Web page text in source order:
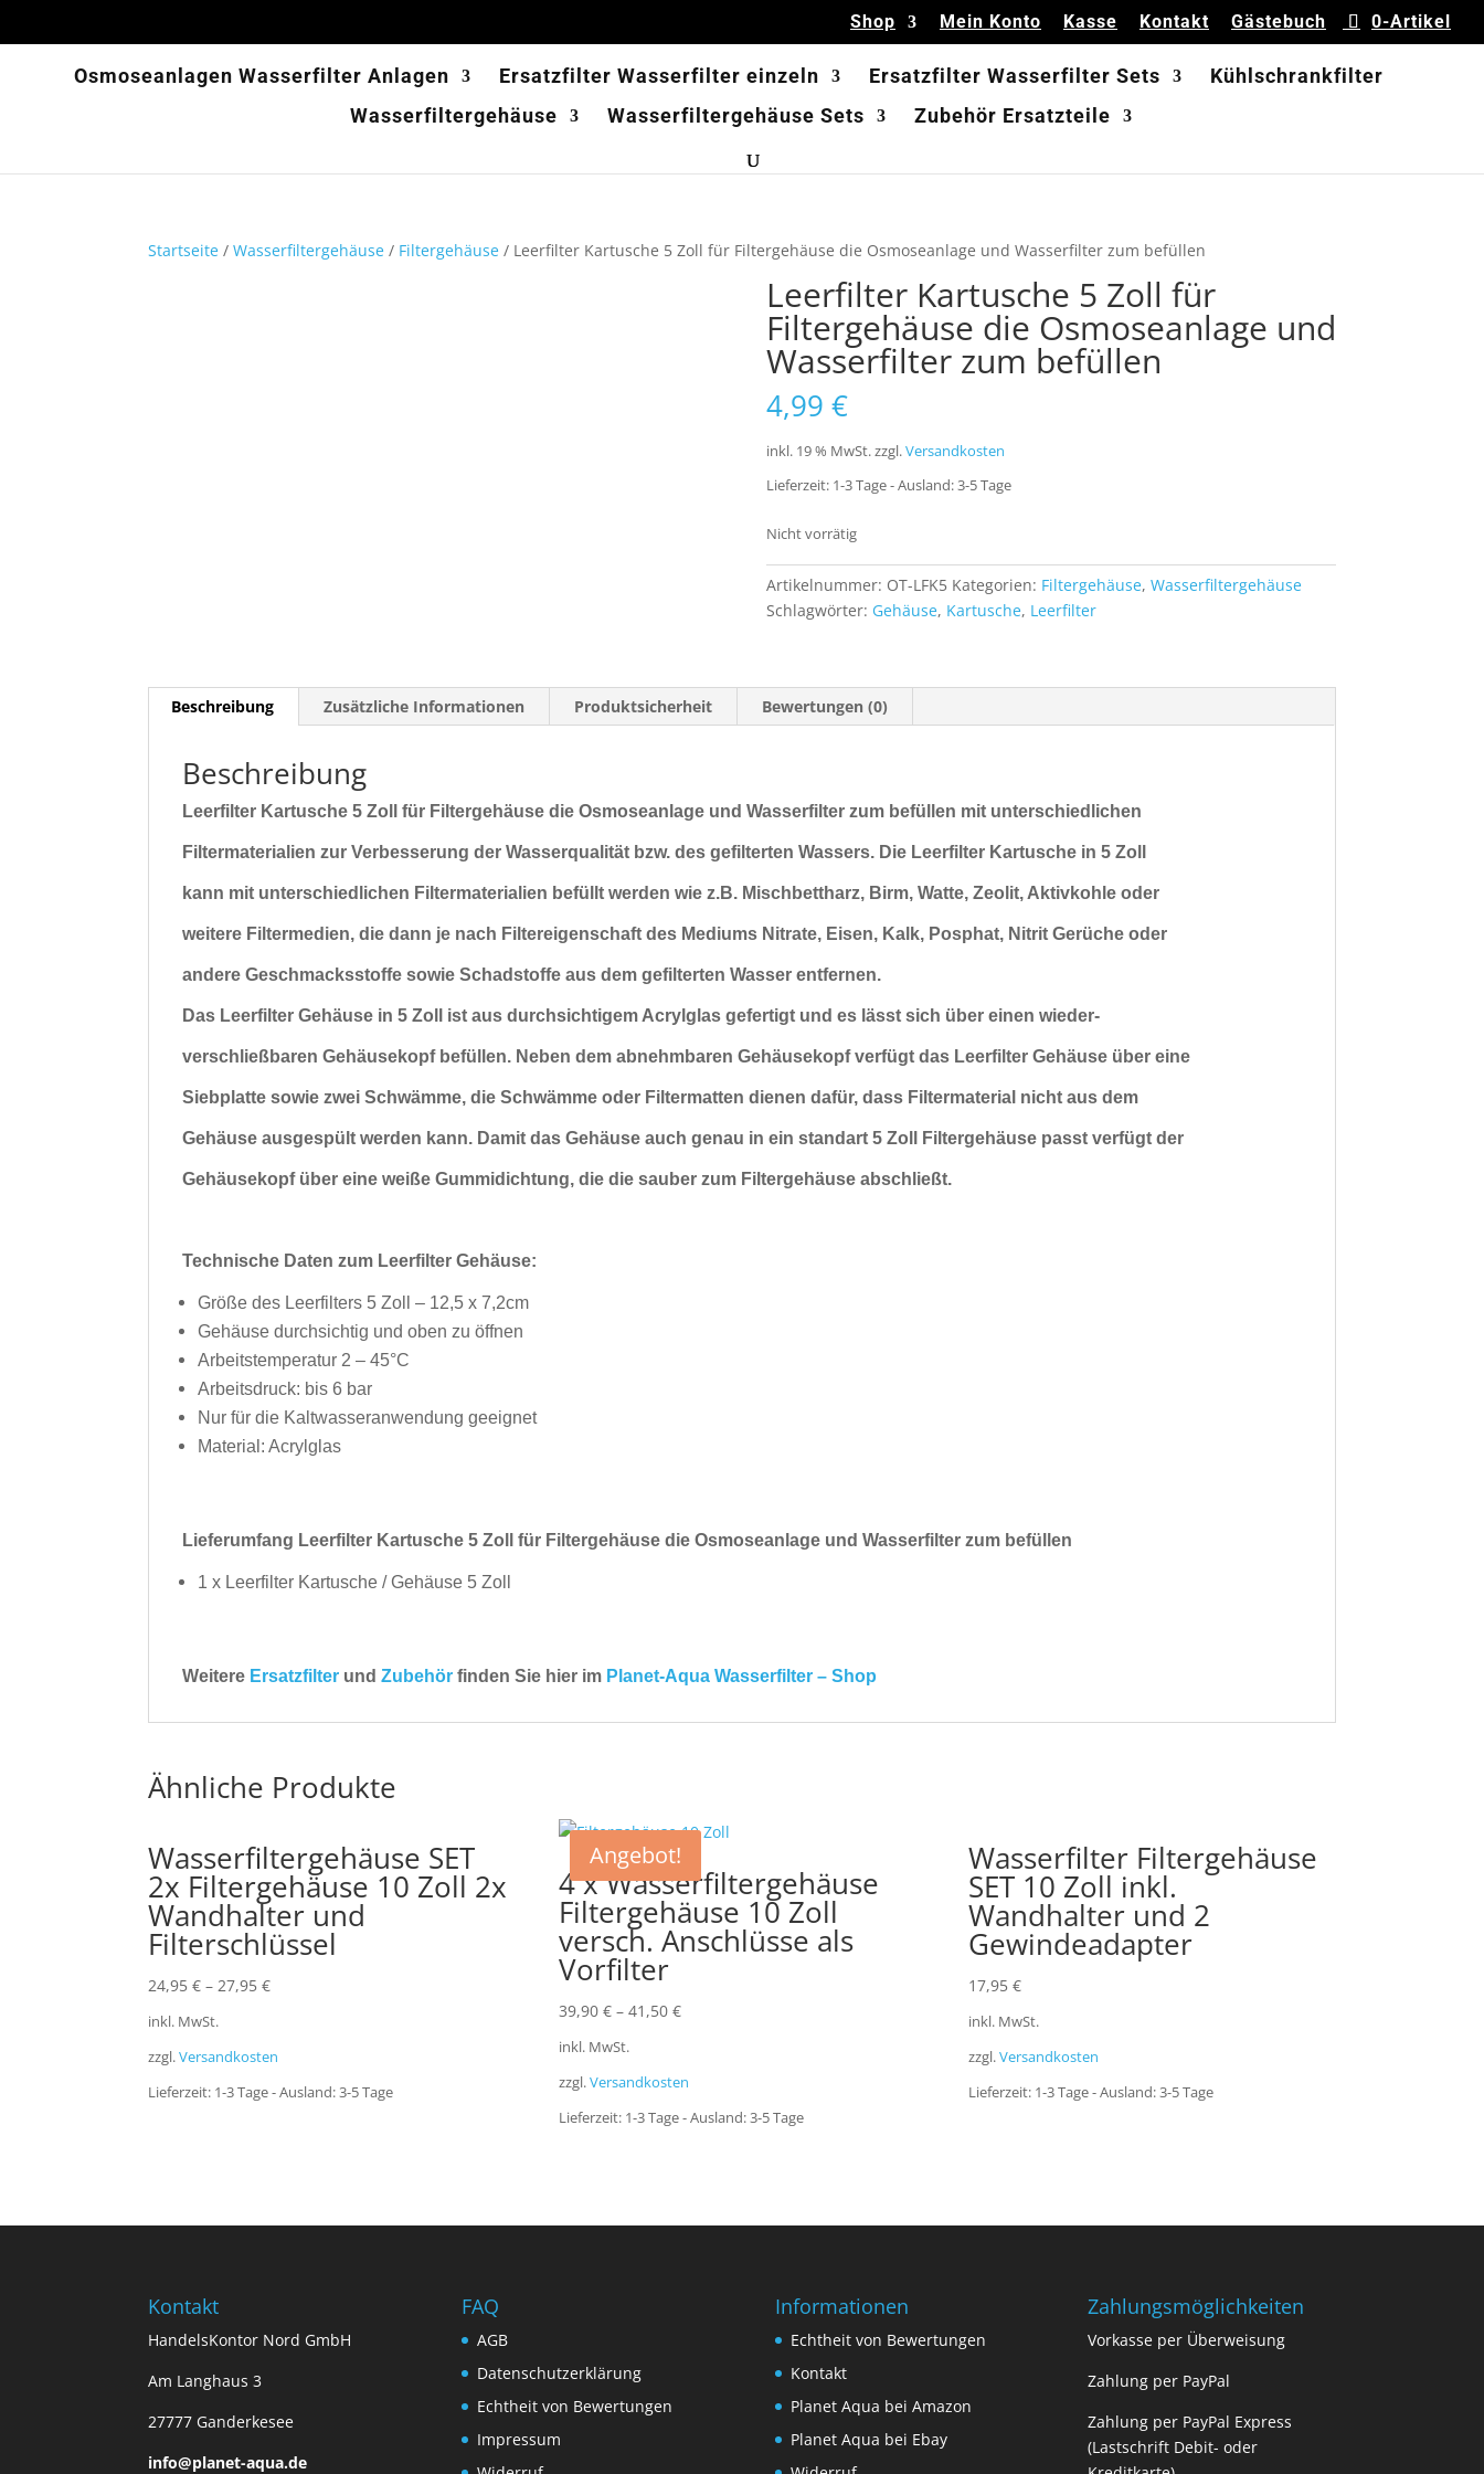
Shop Mein Konto Kasse Kontakt Gästebuch 0-Artikel
Osmoseanlagen Wasserfilter Anlagen Ersatzfilter Wasserfilter einzeln Ersatzfilter Wasserfilter Sets
Kühlschrankfilter
Wasserfiltergehäuse
Wasserfiltergehäuse Sets Zubehör Ersatzteile
Startseite /Wasserfiltergehäuse / Filtergehäuse / Leerfilter Kartusche 5 Zoll für Filtergehäuse die Osmoseanlage und Wasserfilter zum befüllen
Leerfilter Kartusche 5 Zoll für
Filtergehäuse die Osmoseanlage und
Wasserfilter zum befüllen
4,99 €
inkl. 19 % MwSt. zzgl.Versandkosten
Lieferzeit: 1-3 Tage - Ausland: 3-5 Tage
Nicht vorrätig
Artikelnummer: OT-LFK5 Kategorien: Filtergehäuse, Wasserfiltergehäuse
Schlagwörter: Gehäuse, Kartusche, Leerfilter
Beschreibung Zusätzliche Informationen Produktsicherheit Bewertungen (0)
Beschreibung
Leerfilter Kartusche 5 Zoll für Filtergehäuse die Osmoseanlage und Wasserfilter zum befüllen mit unterschiedlichen
Filtermaterialien zur Verbesserung der Wasserqualität bzw. des gefilterten Wassers. Die Leerfilter Kartusche in 5 Zoll
kann mit unterschiedlichen Filtermaterialien befüllt werden wie z.B. Mischbettharz, Birm, Watte, Zeolit, Aktivkohle oder
weitere Filtermedien, die dann je nach Filtereigenschaft des Mediums Nitrate, Eisen, Kalk, Posphat, Nitrit Gerüche oder
andere Geschmacksstoffe sowie Schadstoffe aus dem gefilterten Wasser entfernen.
Das Leerfilter Gehäuse in 5 Zoll ist aus durchsichtigem Acrylglas gefertigt und es lässt sich über einen wieder-
verschließbarenGehäusekopf befüllen. Neben dem abnehmbaren Gehäusekopf verfügt das Leerfilter Gehäuse über eine
Siebplatte sowie zweiSchwämme, die Schwämme oder Filtermatten dienen dafür, dass Filtermaterial nicht aus dem
Gehäuse ausgespültwerden kann. Damit das Gehäuse auch genau in ein standart 5 Zoll Filtergehäuse passt verfügt der
Gehäusekopf über eine weiße Gummidichtung, die die sauber zum Filtergehäuse abschließt.
Technische Daten zum Leerfilter Gehäuse:
Größe des Leerfilters 5 Zoll – 12,5 x 7,2cm
Gehäuse durchsichtig und oben zu öffnen
Arbeitstemperatur 2 – 45°C
Arbeitsdruck: bis 6 bar
Nur für die Kaltwasseranwendung geeignet
Material: Acrylglas
Lieferumfang Leerfilter Kartusche 5 Zoll für Filtergehäuse die Osmoseanlage und Wasserfilter zum befüllen
1 x Leerfilter Kartusche / Gehäuse 5 Zoll
Weitere Ersatzfilter undZubehör finden Sie hier im Planet-Aqua Wasserfilter – Shop
Ähnliche Produkte
Wasserfiltergehäuse SET
2x Filtergehäuse 10 Zoll 2x
Wandhalter und
Filterschlüssel
24,95€ – 27,95€
inkl. MwSt.
zzgl.Versandkosten
Lieferzeit: 1-3 Tage - Ausland: 3-5 Tage
Angebot!
4 x Wasserfiltergehäuse
Filtergehäuse 10 Zoll
versch. Anschlüsse als
Vorfilter
39,90 €– 41,50 €
inkl. MwSt.
zzgl.Versandkosten
Lieferzeit: 1-3 Tage - Ausland: 3-5 Tage
Wasserfilter Filtergehäuse
SET 10 Zoll inkl.
Wandhalter und 2
Gewindeadapter
17,95€
inkl. MwSt.
zzgl.Versandkosten
Lieferzeit: 1-3 Tage - Ausland: 3-5 Tage
Kontakt
HandelsKontor Nord GmbH
Am Langhaus 3
27777 Ganderkesee
info@planet-aqua.de
FAQ
AGB
Datenschutzerklärung
Echtheit von Bewertungen
Impressum
Informationen
Echtheit von Bewertungen
Kontakt
Planet Aqua bei Amazon
Planet Aqua bei Ebay
Zahlungsmöglichkeiten
Vorkasse per Überweisung
Zahlung per PayPal
Zahlung per PayPal Express
(Lastschrift Debit- oder